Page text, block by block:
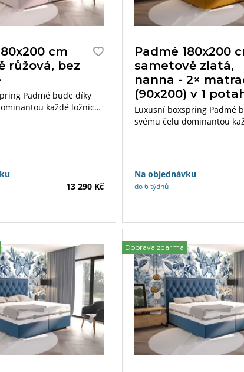
cm
růžová, bez
Padmé bude díky
každé ložnice.
13 290 Kč
Padmé 180x200
sametově zlatá,
nanna - 2×
(90x200) v 1
Luxusní boxspring Padmé
svému čelu dominantou
i potahem.
Na objednávku
do 6 týdnů
Doprava zdarma